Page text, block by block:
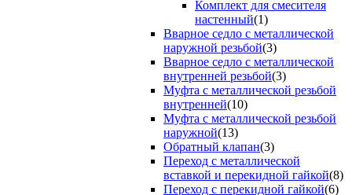
Комплект для смесителя
настенный(1)
Вварное седло с металлической
наружной резьбой(3)
Вварное седло с металлической
внутренней резьбой(3)
Муфта с металлической резьбой
внутренней(10)
Муфта с металлической резьбой
наружной(13)
Обратный клапан(3)
Переход с металлической
вставкой и перекидной гайкой(8)
Переход с перекидной гайкой(6)